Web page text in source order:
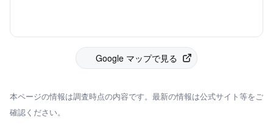
Google マップで見る
本ページの情報は調査時点の内容です。最新の情報は公式サイト等をご
確認ください。